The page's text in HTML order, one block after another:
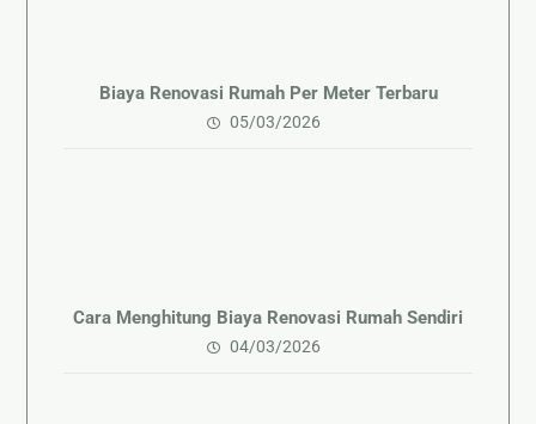
Biaya Renovasi Rumah Per Meter Terbaru
05/03/2026
Cara Menghitung Biaya Renovasi Rumah Sendiri
04/03/2026